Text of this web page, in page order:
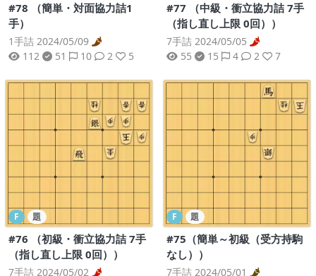
#78 （簡単・対面協力詰1
手）
1手詰 2024/05/09
112
51 10 2 5
#77 （中級・衝立協力詰 7手
（指し直し上限 0回））
7手詰 2024/05/05
55
15 4 2 7
F 題
#76 （初級・衝立協力詰 7手
（指し直し上限 0回））
7手詰 2024/05/02
F 題
#75（簡単～初級（受方持駒
なし））
7手詰 2024/05/01